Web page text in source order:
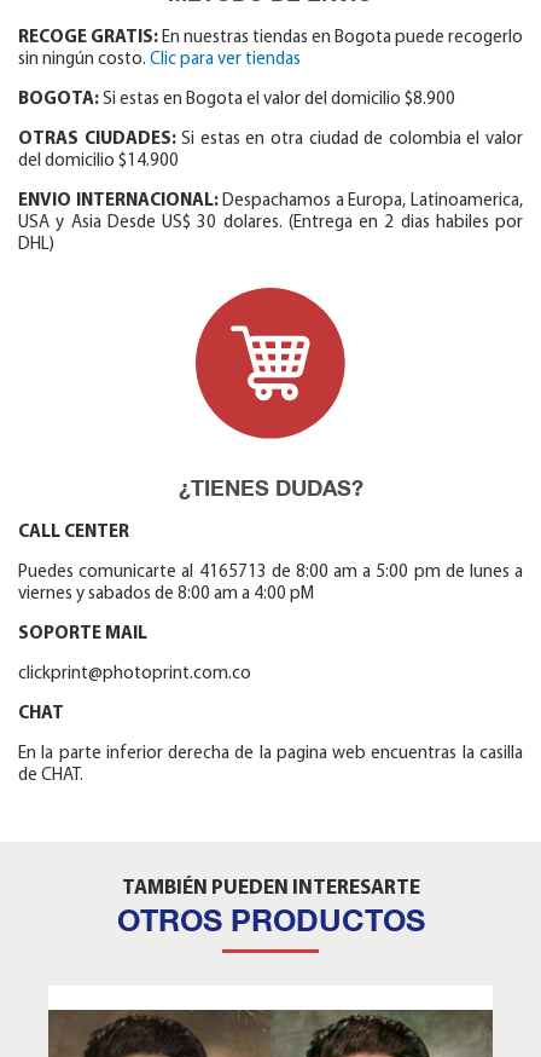
RECOGE GRATIS: En nuestras tiendas en Bogota puede recogerlo
sin ningún costo. Clic para ver tiendas
BOGOTA: Si estas en Bogota el valor del domicilio $8.900
OTRAS CIUDADES:Si estas en otra ciudad de colombia el valor
del domicilio $14.900
ENVIO INTERNACIONAL:Despachamos a Europa, Latinoamerica,
USA y Asia Desde US$ 30 dolares. (Entrega en 2 dias habiles por
DHL)
¿TIENES DUDAS?
CALL CENTER
Puedes comunicarte al 4165713 de 8:00 am a 5:00 pm de lunes a
viernes y sabados de 8:00 am a 4:00 pM
SOPORTE MAIL
clickprint@photoprint.com.co
CHAT
En la parte inferior derecha de la pagina web encuentras la casilla
de CHAT.
TAMBIÉN PUEDEN INTERESARTE
OTROS PRODUCTOS